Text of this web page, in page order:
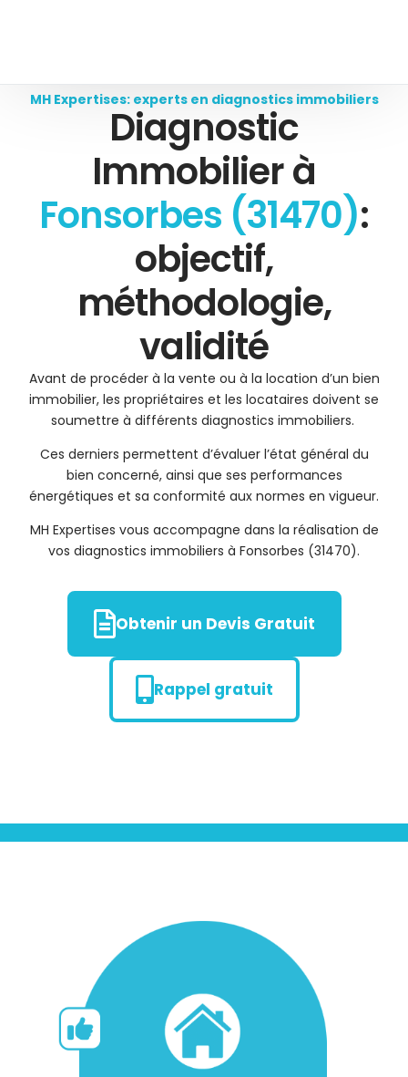
MH Expertises: experts en diagnostics immobiliers
Diagnostic
Immobilier à
Fonsorbes (31470):
objectif,
méthodologie,
validité
Avant de procéder à la vente ou à la location d’un bien
immobilier, les propriétaires et les locataires doivent se
soumettre à différents diagnostics immobiliers.
Ces derniers permettent d’évaluer l’état général du
bien concerné, ainsi que ses performances
énergétiques et sa conformité aux normes en vigueur.
MH Expertises vous accompagne dans la réalisation de
vos diagnostics immobiliers à Fonsorbes (31470).
Obtenir un Devis Gratuit
Rappel gratuit